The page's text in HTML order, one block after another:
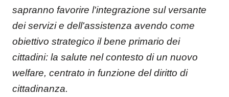
sapranno favorire l'integrazione sul versante
dei servizi e dell'assistenza avendo come
obiettivo strategico il bene primario dei
cittadini: la salute nel contesto di un nuovo
welfare, centrato in funzione del diritto di
cittadinanza.